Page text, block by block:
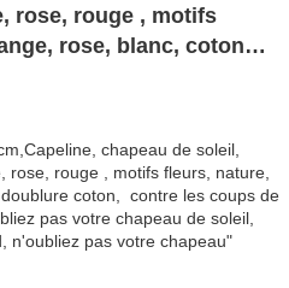
rose, rouge , motifs
rose, blanc, coton,
les coups de soleil,
pas votre
chapeau